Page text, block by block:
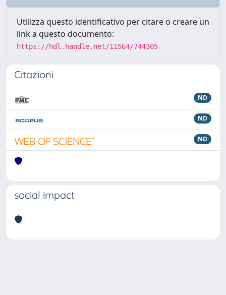
Utilizza questo identificativo per citare o creare un
link a questo documento:
https://hdl.handle.net/11564/744305
Citazioni
ND
ND
ND
social impact